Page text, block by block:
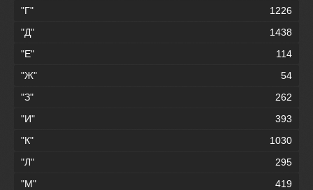
"Г"
1226
"Д"
1438
"Е"
114
"Ж"
54
"З"
262
"И"
393
"К"
1030
"Л"
295
"М"
419